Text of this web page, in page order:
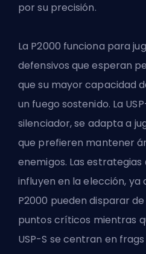
por su precisión.
La P2000 funciona para
defensivos que esperan
que su mayor capacidad
un fuego sostenido. La
silenciador, se adapta a
que prefieren mantener
enemigos. Las
influyen en la elección, ya
P2000 pueden disparar
puntos críticos mientras
USP-S se centran en